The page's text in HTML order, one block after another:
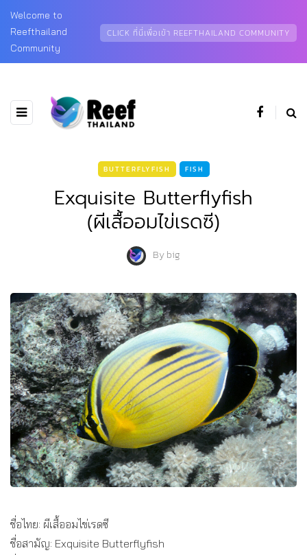
Welcome to
Reefthailand
Community
CLICK ที่นี่เพื่อเข้า REEFTHAILAND COMMUNITY
BUTTERFLYFISH FISH
Exquisite Butterflyfish
(ผีเสื้ออมไข่เรดซี)
Bybig
ชื่อไทย: ผีเสื้ออมไข่เรดซี
ชื่อสามัญ: Exquisite Butterflyfish